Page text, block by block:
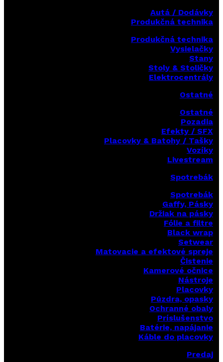
Autá / Dodávky
Produkčná technika
Produkčná technika
Vysielačky
Stany
Stoly & Stoličky
Elektrocentrály
Ostatné
Ostatné
Pozadia
Efekty / SFX
Placovky & Batohy / Tašky
Vozíky
Livestream
Spotrebák
Spotrebák
Gaffy, Pásky
Držiak na pásky
Fólie a filtre
Black wrap
Setwear
Matovacie a efektové spreje
Čistenie
Kamerové očnice
Nástroje
Placovky
Púzdra, opasky
Ochranné obaly
Príslušenstvo
Batérie, napájanie
Káble do placovky
Predaj